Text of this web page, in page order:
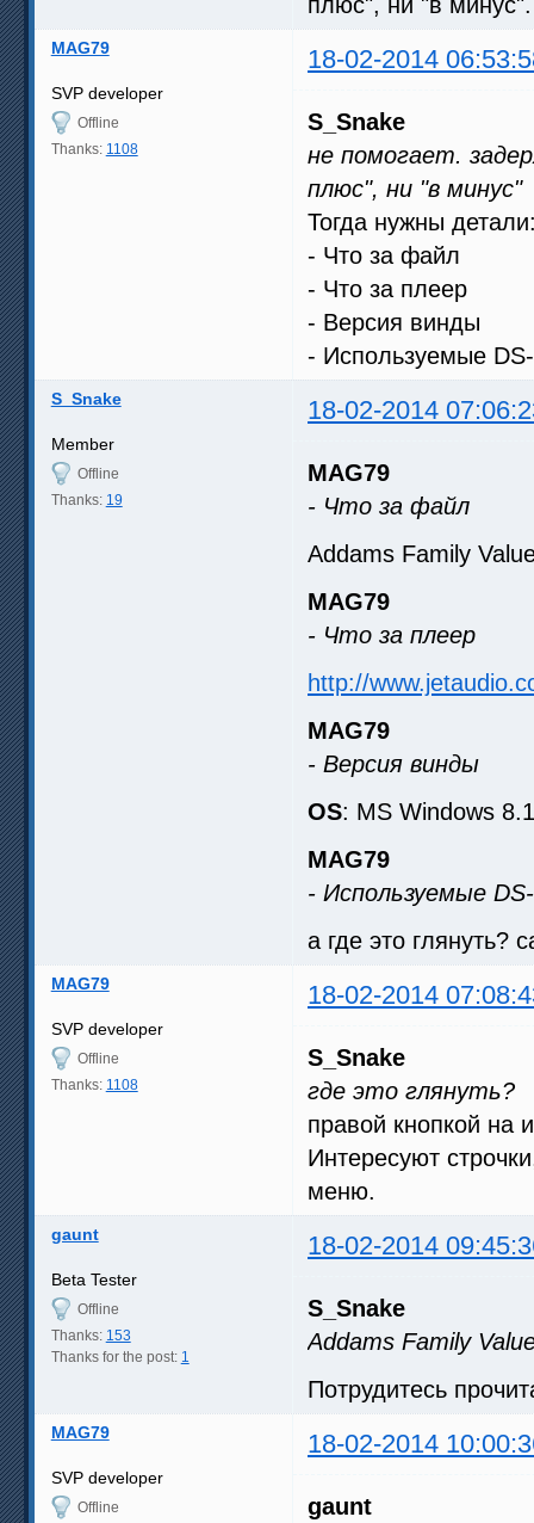
MAG79 18-02-2014
SVP developer
Offline
Thanks: 1108
S_Snake
не помогает.
плюс", ни "в минус"
Тогда нужны
- Что за файл
- Что за плеер
- Версия винды
- Используемые
S_Snake 18-02-2014
Member
Offline
Thanks: 19
MAG79
- Что за файл
Addams Family
MAG79
- Что за плеер
http://
MAG79
- Версия винды
OS: MS Windows
MAG79
- Используемые
а где это глянуть?
MAG79 18-02-2014
SVP developer
Offline
Thanks: 1108
S_Snake
где это глянуть?
правой кнопкой на
Интересуют
меню.
gaunt 18-02-2014
Beta Tester
Offline
Thanks: 153
Thanks for the post: 1
S_Snake
Addams Family
Потрудитесь
MAG79 18-02-2014
SVP developer
Offline
gaunt